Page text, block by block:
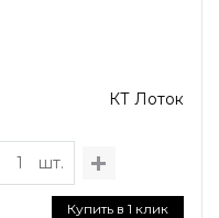
КТ Лоток
шт.
Купить в 1 клик